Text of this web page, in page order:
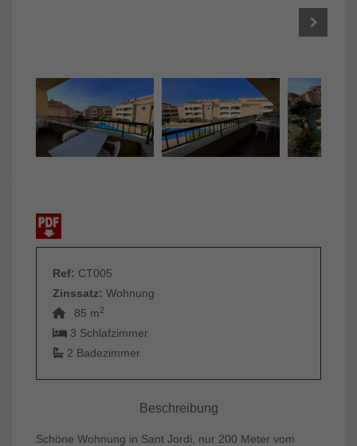
Ref: CT005
Zinssatz: Wohnung
85 m2
3 Schlafzimmer
2 Badezimmer
Beschreibung
Schöne Wohnung in Sant Jordi, nur 200 Meter vom